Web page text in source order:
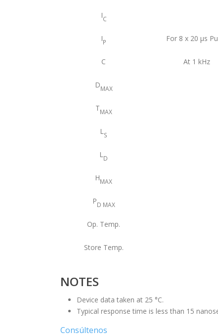
IC
IP For 8 x 20 μs
C At 1 kHz
DMAX
TMAX
LS
LD
HMAX
PD MAX
Op. Temp.
Store Temp.
NOTES
Device data taken at 25 °C.
Typical response time is less than 15
Consúltenos